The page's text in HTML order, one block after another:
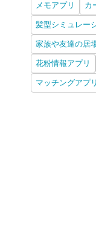
メモアプリ カ
髪型シミュレー
家族や友達の居
花粉情報アプリ
マッチングアプリ